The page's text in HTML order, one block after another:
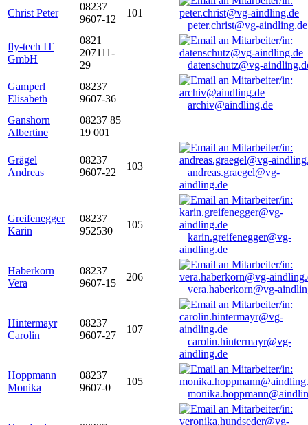
Christ Peter
08237
9607-12
101
peter.christ@vg-aindling.de
fly-tech IT
GmbH
0821
207111-
29
datenschutz@vg-
Gamperl
Elisabeth
08237
9607-36
archiv@aindling.de
Ganshorn
Albertine
08237 85
19 001
Grägel
Andreas
08237
9607-22
103
andreas.graegel@vg-
aindling.de
Greifenegger
Karin
08237
952530
105
karin.greifenegger@vg-
aindling.de
Haberkorn
Vera
08237
9607-15
206
vera.haberkorn@vg-
Hintermayr
Carolin
08237
9607-27
107
carolin.hintermayr@vg-
aindling.de
Hoppmann
Monika
08237
9607-0
105